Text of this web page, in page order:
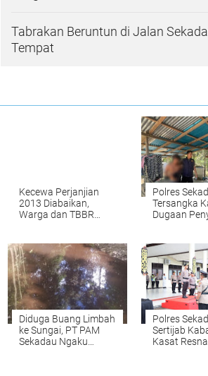
Tabrakan Beruntun di Jalan
Tempat
Kecewa Perjanjian
2013 Diabaikan,
Warga dan TBBR
Hingga 7 Juli atau
Kantor Disegel!
Polres
Tersangka
Dugaan
Diduga Buang Limbah
ke Sungai, PT PAM
Sekadau Ngaku
Polres
Sertijab
Kasat